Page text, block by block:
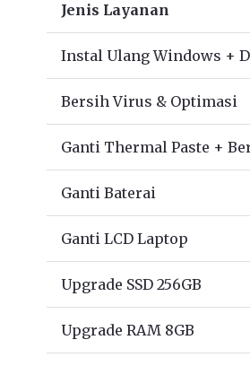
Jenis Layanan
Instal Ulang Windows +
Bersih Virus & Optimasi
Ganti Thermal Paste +
Ganti Baterai
Ganti LCD Laptop
Upgrade SSD 256GB
Upgrade RAM 8GB